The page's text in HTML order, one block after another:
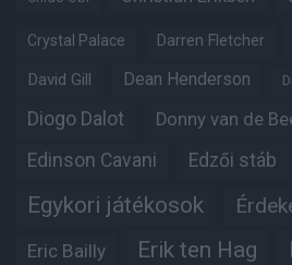
Crystal Palace Darren Fletcher
David Gill Dean Henderson
Diogo Dalot Donny van de
Edinson Cavani Edzői stáb
Egykori játékosok
Eric Bailly Erik ten Hag